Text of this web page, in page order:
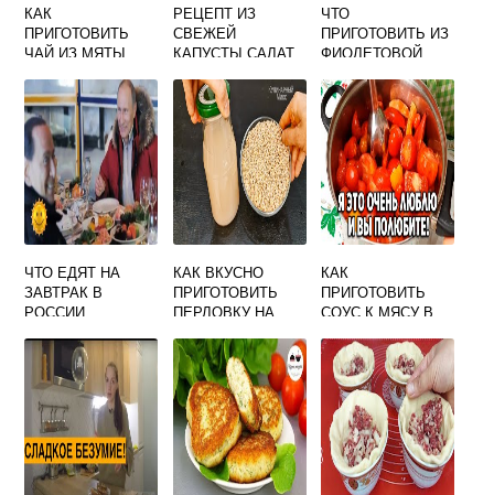
КАК
ПРИГОТОВИТЬ
ЧАЙ ИЗ МЯТЫ
РЕЦЕПТ ИЗ
СВЕЖЕЙ
КАПУСТЫ САЛАТ
ЧТО
ПРИГОТОВИТЬ ИЗ
ФИОЛЕТОВОЙ
ЧТО ЕДЯТ НА
ЗАВТРАК В
РОССИИ
КАК ВКУСНО
ПРИГОТОВИТЬ
ПЕРЛОВКУ НА
И МОРКОВЬЮ
КАК
ПРИГОТОВИТЬ
СОУС К МЯСУ В
УСЛОВИЯХ